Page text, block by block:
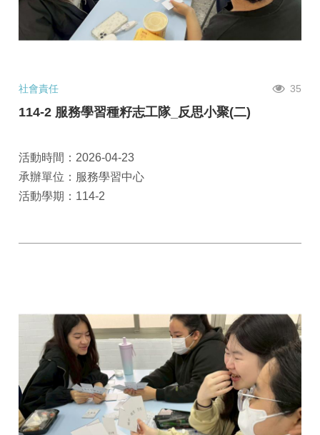
社會責任 35
114-2 服務學習種籽志工隊_反思小聚(二)
活動時間：2026-04-23
承辦單位：服務學習中心
活動學期：114-2